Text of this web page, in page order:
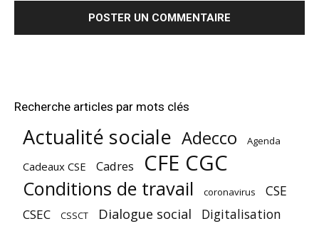
Recherche articles par mots clés
Actualité sociale Adecco Agenda
Cadeaux CSE Cadres CFE CGC
Conditions de travail coronavirus CSE
CSEC CSSCT Dialogue social Digitalisation